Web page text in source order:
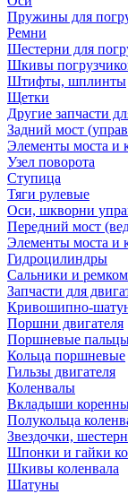
Пружины для
Ремни
Шестерни для
Шкивы
Штифты, шплинты
Щетки
Другие запчасти
Задний мост
Элементы моста и
Узел поворота
Ступица
Тяги рулевые
Оси, шкворни
Передний мост
Элементы моста и
Гидроцилиндры
Сальники и
Запчасти для
Кривошипно-
Поршни двигателя
Поршневые
Кольца поршневые
Гильзы двигателя
Коленвалы
Вкладыши
Полукольца
Звездочки,
Шпонки и гайки
Шкивы коленвала
Шатуны